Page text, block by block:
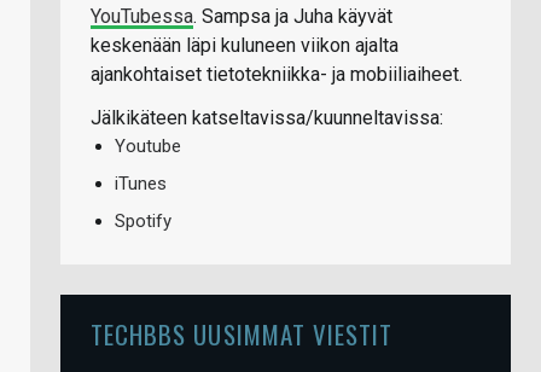
YouTubessa. Sampsa ja Juha käyvät
keskenään läpi kuluneen viikon ajalta
ajankohtaiset tietotekniikka- ja mobiiliaiheet.
Jälkikäteen katseltavissa/kuunneltavissa:
Youtube
iTunes
Spotify
TECHBBS UUSIMMAT VIESTIT